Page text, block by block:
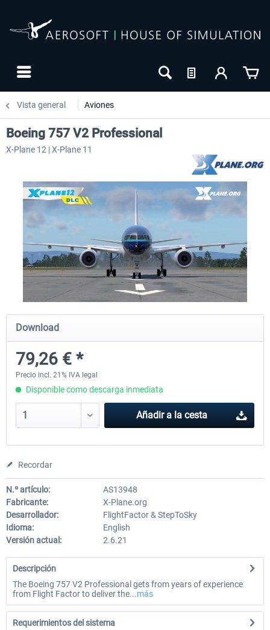
Vista general Aviones
X-Plane.org - King Air 350 XP12
54,86 € *
X-Plane.org - Cessna 172M
Boeing 757 V2 Professional
X-Plane 12 | X-Plane 11
Download
79,26 € *
Precio incl. 21% IVA legal
Disponible como descarga inmediata
Añadir a la cesta
Recordar
N.º artículo:
AS13948
Fabricante:
X-Plane.org
Desarrollador:
FlightFactor & StepToSky
Idioma:
English
Versión actual:
2.6.21
Descripción
The Boeing 757 V2 Professional gets from years of experience
from Flight Factor to deliver the...más
Requerimientos del sistema